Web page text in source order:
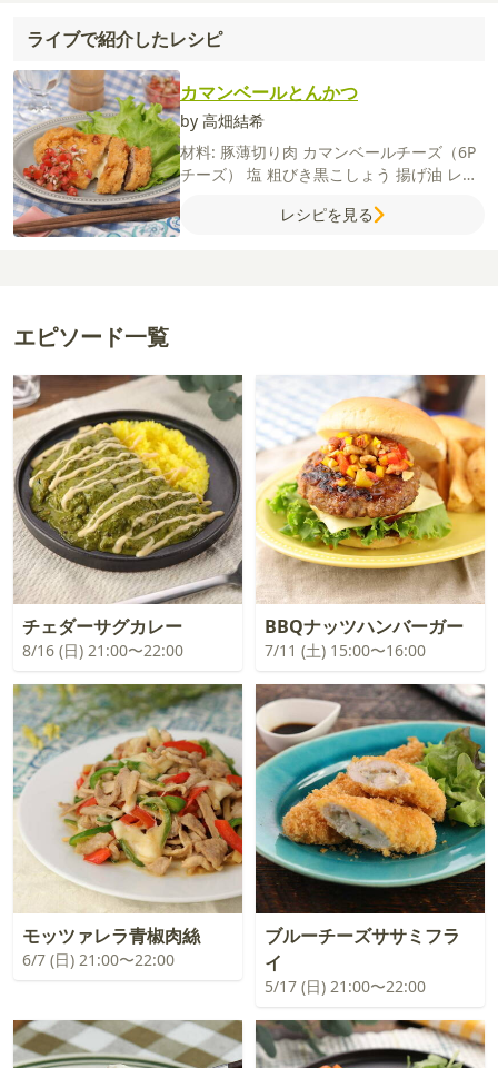
ライブで紹介したレシピ
カマンベールとんかつ
by 高畑結希
材料: 豚薄切り肉 カマンベールチーズ（6P
チーズ） 塩 粗びき黒こしょう 揚げ油 レタ
パセリ塩粗びき黒こしょう
レシピを見る
エピソード一覧
チェダーサグカレー
8/16 (日) 21:00〜22:00
BBQナッツハンバーガー
7/11 (土) 15:00〜16:00
モッツァレラ青椒肉絲
6/7 (日) 21:00〜22:00
ブルーチーズササミフラ
イ
5/17 (日) 21:00〜22:00